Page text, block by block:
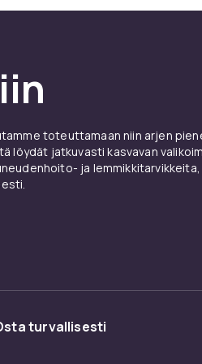
toteuttamaan niin arjen
löydät jatkuvasti kasvavan
ja lemmikkitarvikkeita,
turvallisesti